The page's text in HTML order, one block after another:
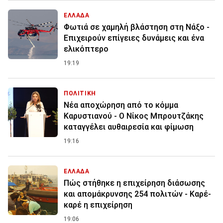
ΕΛΛΑΔΑ
Φωτιά σε χαμηλή βλάστηση στη Νάξο -
Επιχειρούν επίγειες δυνάμεις και ένα
ελικόπτερο
19:19
ΠΟΛΙΤΙΚΗ
Νέα αποχώρηση από το κόμμα
Καρυστιανού - Ο Νίκος Μπρουτζάκης
καταγγέλει αυθαιρεσία και φίμωση
19:16
ΕΛΛΑΔΑ
Πώς στήθηκε η επιχείρηση διάσωσης
και απομάκρυνσης 254 πολιτών - Καρέ-
καρέ η επιχείρηση
19:06